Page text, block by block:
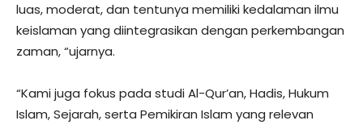
luas, moderat, dan tentunya memiliki kedalaman ilmu
keislaman yang diintegrasikan dengan perkembangan
zaman, “ujarnya.
“Kami juga fokus pada studi Al-Qur’an, Hadis, Hukum
Islam, Sejarah, serta Pemikiran Islam yang relevan